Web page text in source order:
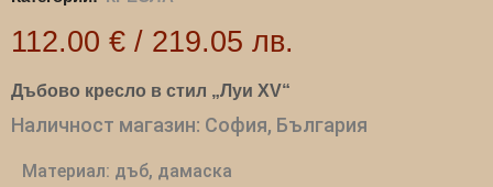
112.00 € / 219.05 лв.
Дъбово кресло в стил „Луи XV“
Наличност магазин: София, България
Материал: дъб, дамаска